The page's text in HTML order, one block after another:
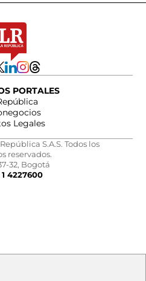
PORTALES
Legales
S.A.S. Todos los
reservados.
32, Bogotá
1 4227600